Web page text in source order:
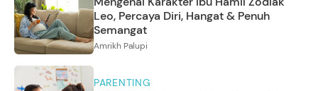
Leo, Percaya Diri, Hangat & Penuh
Semangat
Amrikh Palupi
PARENTING